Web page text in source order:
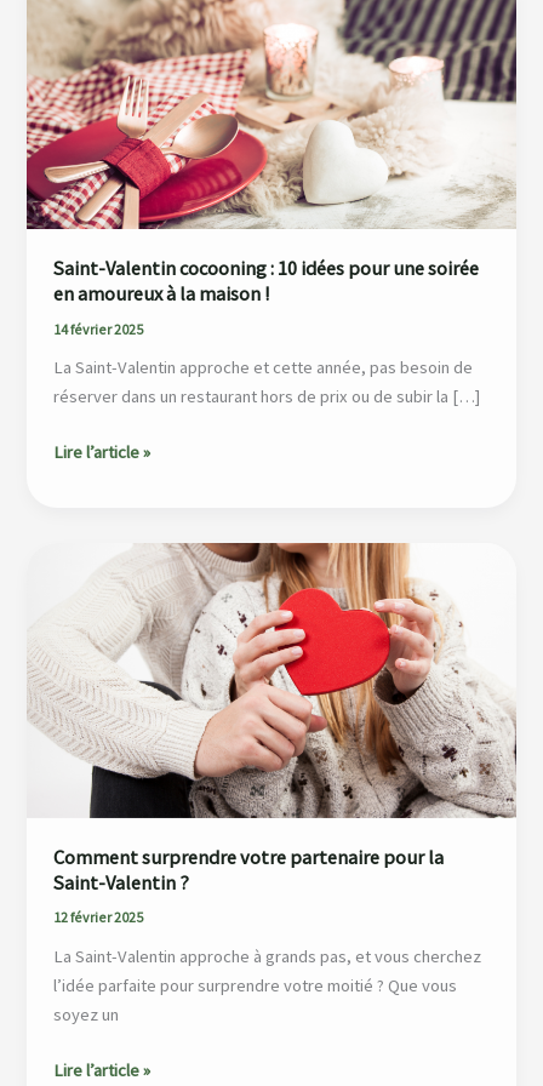
Saint-Valentin cocooning : 10 idées pour une soirée
en amoureux à la maison !
14 février 2025
La Saint-Valentin approche et cette année, pas besoin de
réserver dans un restaurant hors de prix ou de subir la […]
cocooning
:
10
idées
pour
une
soirée
en
amoureux
à
!
Lire l’article »
Comment surprendre votre partenaire pour la
Saint-Valentin ?
12 février 2025
La Saint-Valentin approche à grands pas, et vous cherchez
l’idée parfaite pour surprendre votre moitié ? Que vous
soyez un
Comment
surprendre
partenaire
pour
la
Saint-
Valentin
Lire l’article »